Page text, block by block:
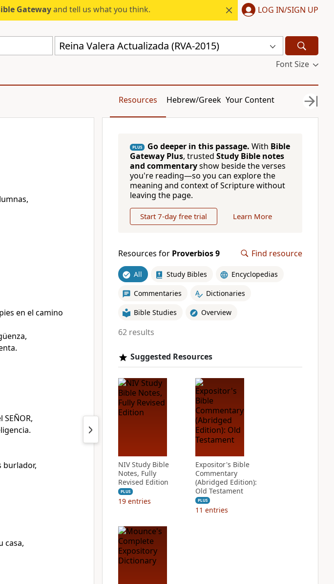
Gatewayand tell us what you think. LOG IN/SIGN UP
Reina Valera Actualizada (RVA-2015)
Font Size
Resources Hebrew/Greek Your Content
en el camino
burlador,
casa,
PLUS Go deeper in this passage. With Bible
Gateway Plus, trusted Study Bible notes
and commentaryshow beside the verses
you're reading—so you can explore the
meaning and context of Scripture without
leaving the page.
Start 7-day free trial Learn More
Resources for Proverbios 9 Find resource
All Study Bibles Encyclopedias
Commentaries Dictionaries
Bible Studies Overview
62 results
Suggested Resources
NIV Study Bible
Notes, Fully
Revised Edition
PLUS
19 entries
Expositor's Bible
Commentary
(Abridged Edition):
Old Testament
PLUS
11 entries